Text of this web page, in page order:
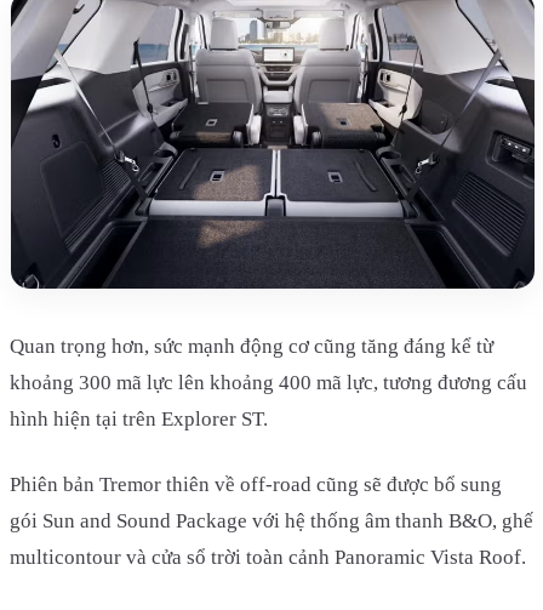
Quan trọng hơn, sức mạnh động cơ cũng tăng đáng kể từ
khoảng 300 mã lực lên khoảng 400 mã lực, tương đương cấu
hình hiện tại trên Explorer ST.
Phiên bản Tremor thiên về off-road cũng sẽ được bổ sung
gói Sun and Sound Package với hệ thống âm thanh B&O, ghế
multicontour và cửa sổ trời toàn cảnh Panoramic Vista Roof.